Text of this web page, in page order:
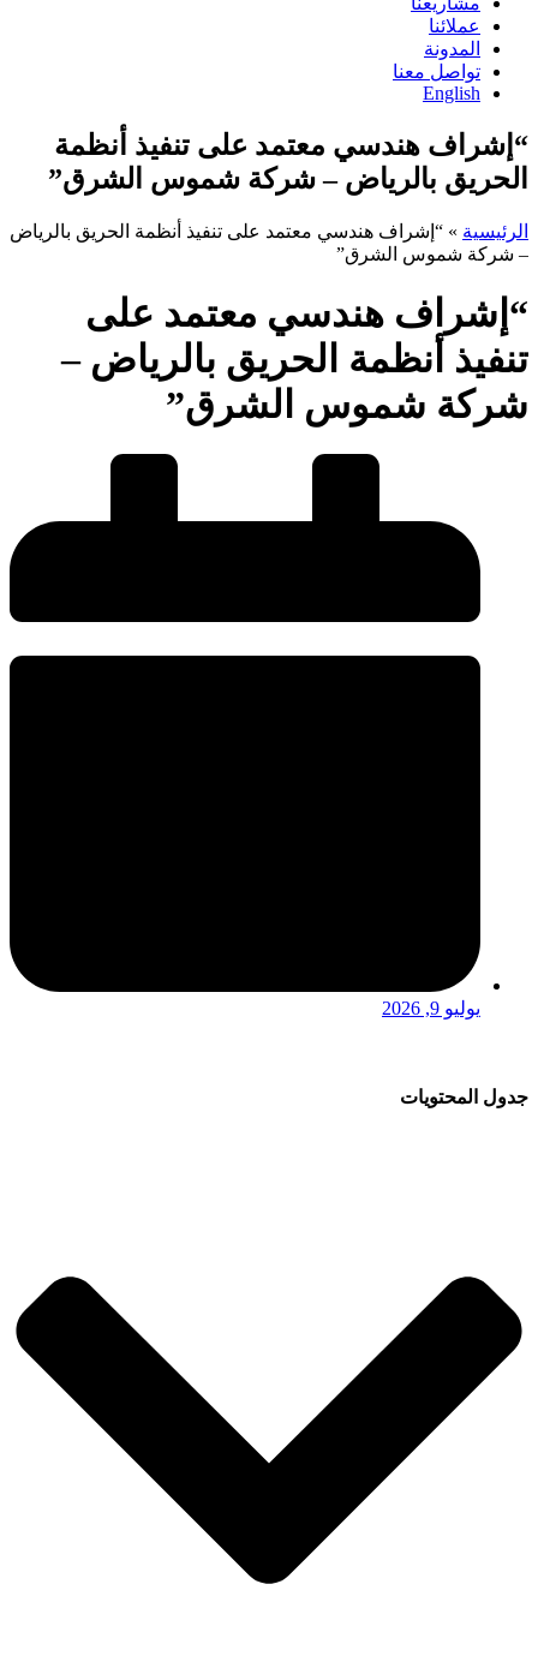
عملائنا
المدونة
تواصل معنا
English
“إشراف هندسي معتمد على تنفيذ أنظمة
الحريق بالرياض – شركة شموس الشرق”
الرئيسية » “إشراف هندسي معتمد على تنفيذ أنظمة الحريق بالرياض
– شركة شموس الشرق”
“إشراف هندسي معتمد على
تنفيذ أنظمة الحريق بالرياض –
شركة شموس الشرق”
يوليو 9, 2026
جدول المحتويات